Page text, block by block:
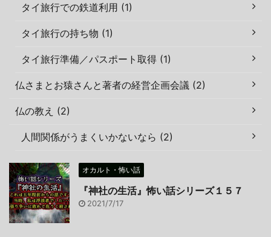
タイ旅行での鉄道利用 (1)
タイ旅行の持ち物 (1)
タイ旅行準備／パスポート取得 (1)
仏さまとお猿さんと著者の経営企画会議 (2)
仏の教え (2)
人間関係がうまくいかないなら (2)
オカルト・怖い話
『神社の生活』怖い話シリーズ１５７
2021/7/17